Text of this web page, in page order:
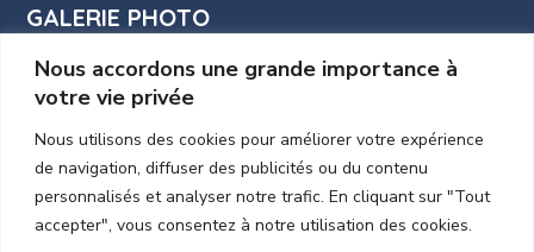
Nous accordons une grande importance à
votre vie privée
Nous utilisons des cookies pour améliorer votre expérience
de navigation, diffuser des publicités ou du contenu
personnalisés et analyser notre trafic. En cliquant sur "Tout
accepter", vous consentez à notre utilisation des cookies.
GALERIE PHOTO